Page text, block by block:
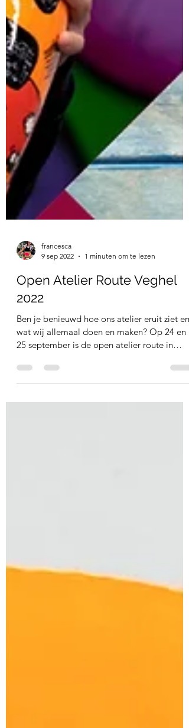
9 sep 2022
1 minuten om te lezen
Open Atelier Route Veghel
2022
Ben je benieuwd hoe ons atelier eruit ziet en
25 september is de open atelier route in
Veghel...